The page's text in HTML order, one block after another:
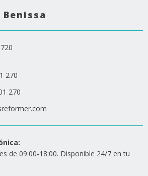
270
270
de 09:00-18:00. Disponible 24/7 en tu